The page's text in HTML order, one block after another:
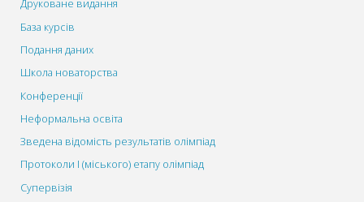
Друковане видання
База курсів
Подання даних
Школа новаторства
Конференції
Неформальна освіта
Зведена відомість результатів олімпіад
Протоколи І (міського) етапу олімпіад
Супервізія